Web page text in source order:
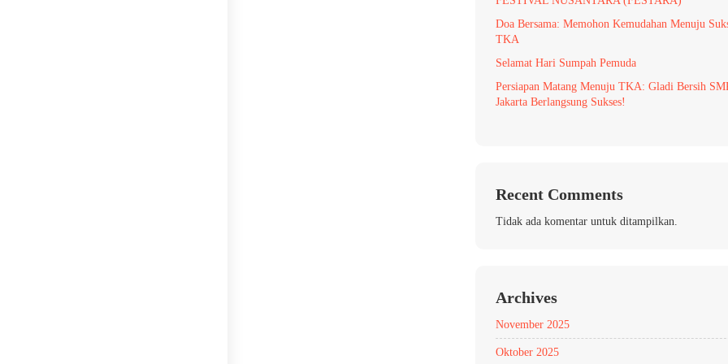
Doa Bersama: Memohon Kemudahan Menuju
TKA
Selamat Hari Sumpah Pemuda
Persiapan Matang Menuju TKA: Gladi Bersih
Jakarta Berlangsung Sukses!
Recent Comments
Tidak ada komentar untuk ditampilkan.
Archives
November 2025
Oktober 2025